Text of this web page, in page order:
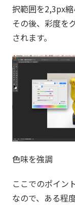
択範囲を2,3px縮
その後、彩度を
されます。
色味を強調
ここでのポイン
なので、ある程